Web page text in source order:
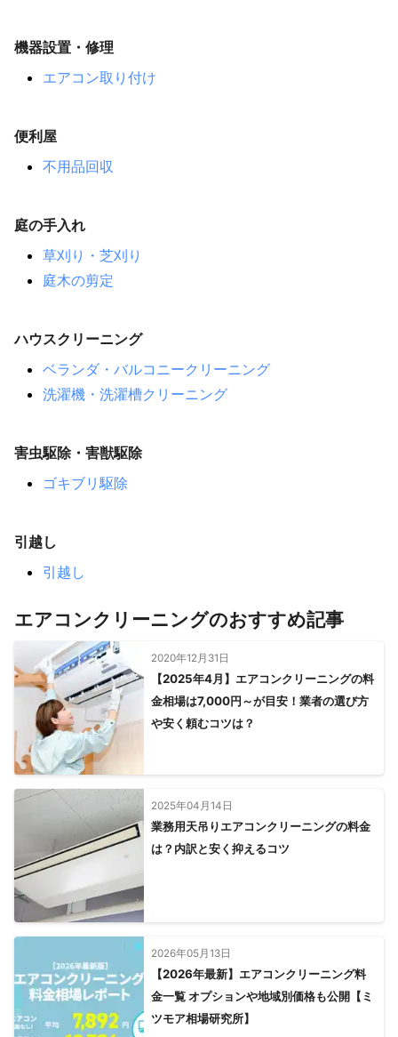
機器設置・修理
エアコン取り付け
便利屋
不用品回収
庭の手入れ
草刈り・芝刈り
庭木の剪定
ハウスクリーニング
ベランダ・バルコニークリーニング
洗濯機・洗濯槽クリーニング
害虫駆除・害獣駆除
ゴキブリ駆除
引越し
引越し
エアコンクリーニングのおすすめ記事
2020年12月31日
【2025年4月】エアコンクリーニングの料
金相場は7,000円～が目安！業者の選び方
や安く頼むコツは？
2025年04月14日
業務用天吊りエアコンクリーニングの料金
は？内訳と安く抑えるコツ
2026年05月13日
【2026年最新】エアコンクリーニング料
金一覧 オプションや地域別価格も公開【ミ
ツモア相場研究所】